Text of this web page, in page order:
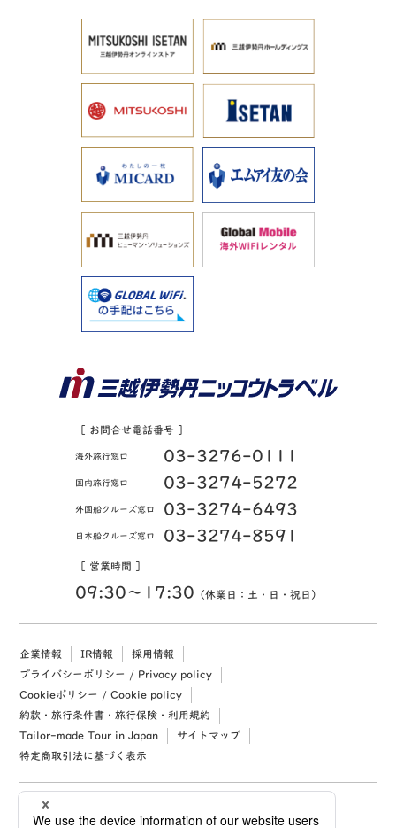
［ お問合せ電話番号 ］
海外旅行窓口 03-3276-0111
国内旅行窓口 03-3274-5272
外国船クルーズ窓口 03-3274-6493
日本船クルーズ窓口 03-3274-8591
［ 営業時間 ］
09:30〜17:30 （休業日：土・日・祝日）
企業情報 IR情報
採用情報
プライバシーポリシー / Privacy policy
Cookieポリシー / Cookie policy
約款・旅行条件書・旅行保険・利用規約
Tailor-made Tour in Japan
サイトマップ
特定商取引法に基づく表示